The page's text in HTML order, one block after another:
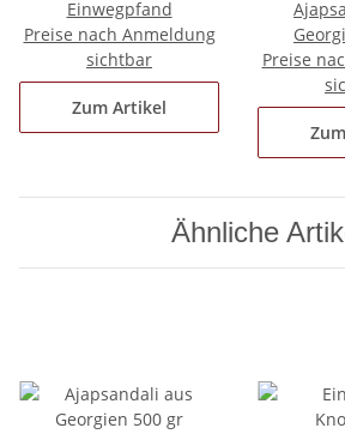
Einwegpfand
Preise nach Anmeldung
sichtbar
Zum Artikel
Preise
Ähnliche